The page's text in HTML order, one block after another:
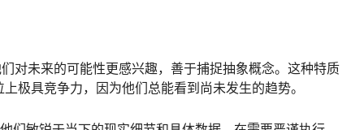
对未来的可能性更感兴趣，善于捕捉抽象概念。这种特质
极具竞争力，因为他们总能看到尚未发生的趋势。